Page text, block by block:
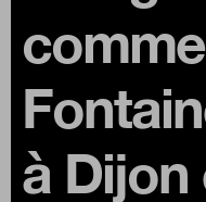
Numéros
Boutique
à Dijon